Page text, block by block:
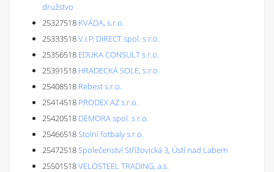
družstvo
25327518 KVÁDA, s.r.o.
25333518V.I.P. DIRECT spol. s r.o.
25356518 EDUKA CONSULT s.r.o.
25391518 HRADECKÁ SOLE, s.r.o.
25408518 Rebest s.r.o.
25414518 PRODEX AZ s.r.o.
25420518 DEMORA spol. s r.o.
25466518Stolní fotbaly s.r.o.
25472518Společenství Střížovická 3, Ústí nad Labem
25501518VELOSTEEL TRADING, a.s.